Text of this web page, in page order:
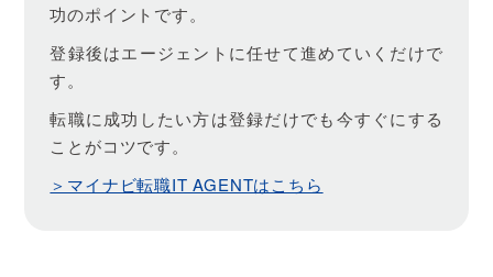
功のポイントです。
登録後はエージェントに任せて進めていくだけで
す。
転職に成功したい方は登録だけでも今すぐにする
ことがコツです。
＞マイナビ転職IT AGENTはこちら